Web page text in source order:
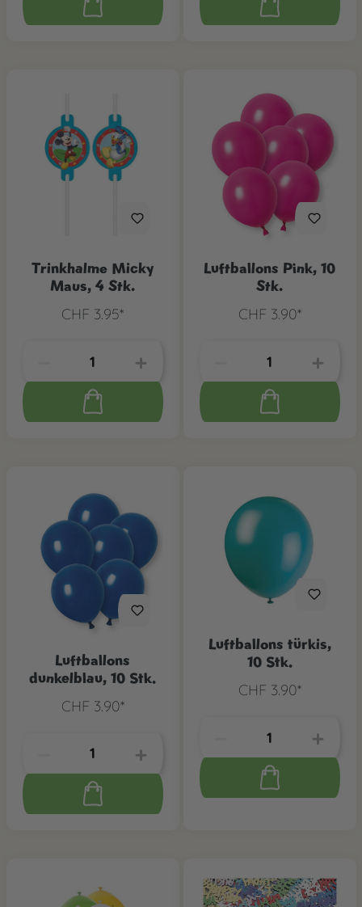
Trinkhalme Micky
Maus, 4 Stk.
CHF 3.95*
Luftballons Pink, 10
Stk.
CHF 3.90*
Luftballons
dunkelblau, 10 Stk.
CHF 3.90*
Luftballons türkis,
10 Stk.
CHF 3.90*